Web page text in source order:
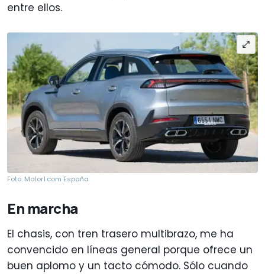
entre ellos.
Foto: Motor1.com España
En marcha
El chasis, con tren trasero multibrazo, me ha
convencido en líneas general porque ofrece un
buen aplomo y un tacto cómodo. Sólo cuando